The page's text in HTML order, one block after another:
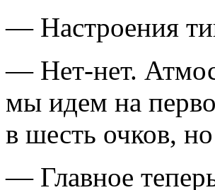
— Настроения
— Нет-нет.
мы идем на
в шесть очков,
— Главное